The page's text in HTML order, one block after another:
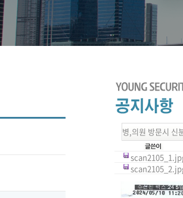
병,의원 방문시 신